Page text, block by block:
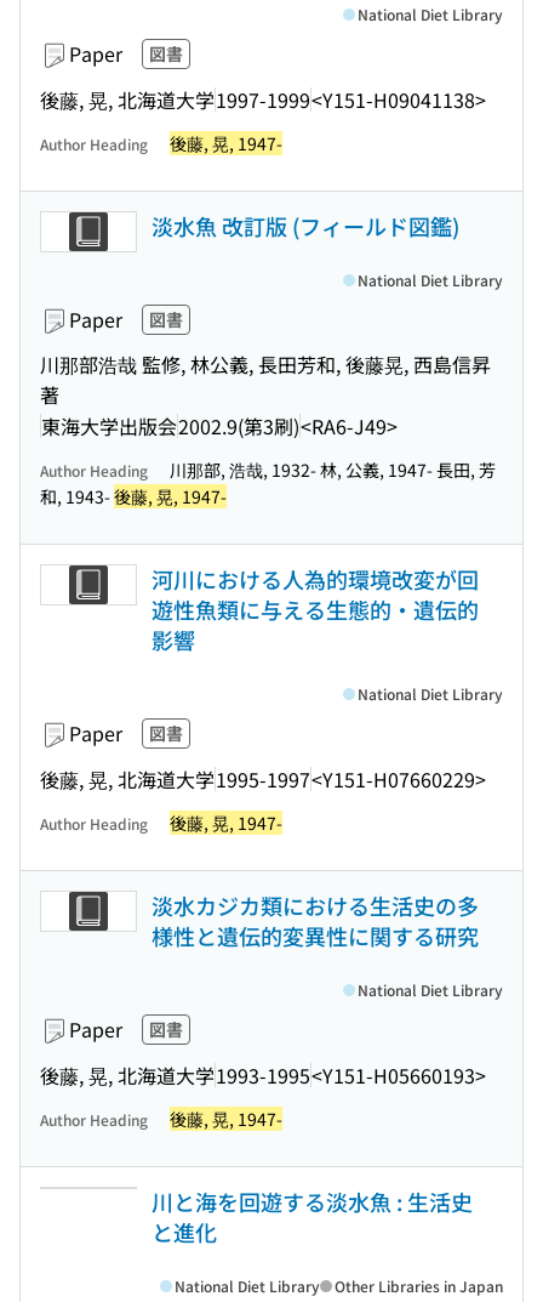
Paper 図書
後藤, 晃, 北海道大学1997-1999<Y151-H09041138>
National Diet Library
Author Heading 後藤, 晃, 1947-
淡水魚 改訂版 (フィールド図鑑)
Paper 図書
川那部浩哉 監修, 林公義, 長田芳和, 後藤晃, 西島信昇
著
東海大学出版会2002.9(第3刷)<RA6-J49>
National Diet Library
Author Heading
川那部, 浩哉, 1932- 林, 公義, 1947- 長田, 芳
和, 1943-後藤, 晃, 1947-
河川における人為的環境改変が回
遊性魚類に与える生態的・遺伝的
影響
Paper 図書
後藤, 晃, 北海道大学1995-1997<Y151-H07660229>
National Diet Library
Author Heading 後藤, 晃, 1947-
淡水カジカ類における生活史の多
様性と遺伝的変異性に関する研究
Paper 図書
後藤, 晃, 北海道大学1993-1995<Y151-H05660193>
National Diet Library
Author Heading 後藤, 晃, 1947-
川と海を回遊する淡水魚 : 生活史
と進化
National Diet Library Other Libraries in Japan